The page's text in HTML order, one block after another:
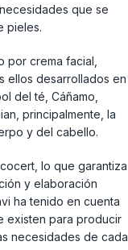
que se
pieles.
por crema facial,
ellos desarrollados en
del té, Cáñamo,
principalmente, la
y del cabello.
lo que garantiza
y elaboración
ha tenido en cuenta
existen para producir
necesidades de cada